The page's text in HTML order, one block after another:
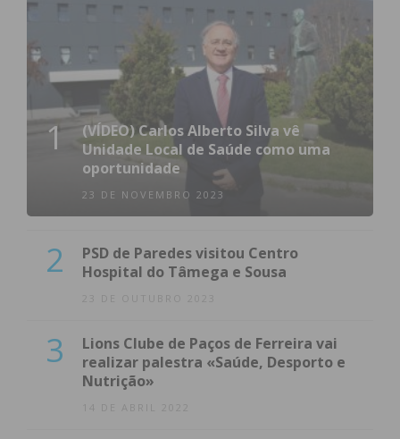
1
(VÍDEO) Carlos Alberto Silva vê
Unidade Local de Saúde como uma
oportunidade
23 DE NOVEMBRO 2023
2
PSD de Paredes visitou Centro
Hospital do Tâmega e Sousa
23 DE OUTUBRO 2023
3
Lions Clube de Paços de Ferreira vai
realizar palestra «Saúde, Desporto e
Nutrição»
14 DE ABRIL 2022